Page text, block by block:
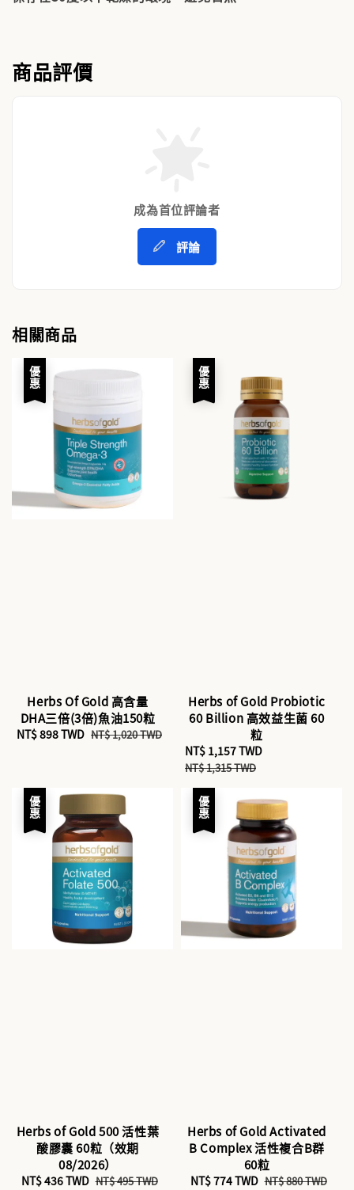
商品評價
成為首位評論者
評論
相關商品
優惠
Herbs Of Gold 高含量
DHA三倍(3倍)魚油150粒
Sale
NT$ 898 TWD Regular
NT$ 1,020 TWD
優惠
Herbs of Gold Probiotic
60 Billion 高效益生菌 60
粒
Sale
price
NT$ 1,157 TWD
NT$ 1,315 TWD
優惠
Herbs of Gold 500 活性葉
酸膠囊 60粒（效期
08/2026）
Sale
NT$ 436 TWD Regular
NT$ 495 TWD
優惠
Herbs of Gold Activated
B Complex 活性複合B群
60粒
Sale
NT$ 774 TWD Regular
NT$ 880 TWD